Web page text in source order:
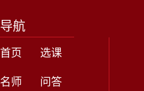
导航
首页
选课
名师
问答